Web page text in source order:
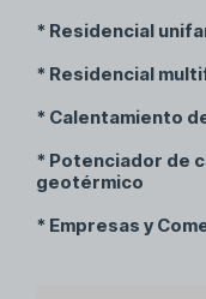
* Residencial
* Residencial
* Calentamiento
* Potenciador de
geotérmico
* Empresas y